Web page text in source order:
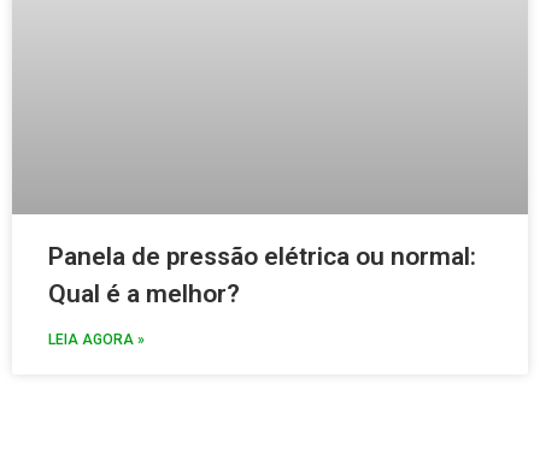
Panela de pressão elétrica ou normal:
Qual é a melhor?
LEIA AGORA »